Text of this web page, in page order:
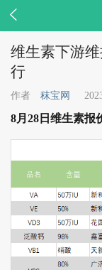

维生素下游
行
作者 秣宝网
8月28日维生素报